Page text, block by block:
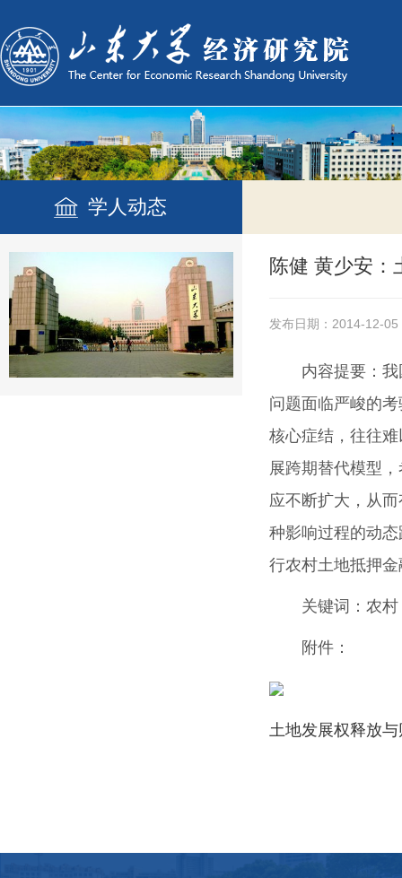
学人动态
陈健 黄少安
发布日期：2014-12-05
内容提要： 我
问题面临严峻的
核心症结，往往
展跨期替代模型
应不断扩大，从
种影响过程的动
行农村土地抵押
关键词： 农村
附件：
土地发展权释放